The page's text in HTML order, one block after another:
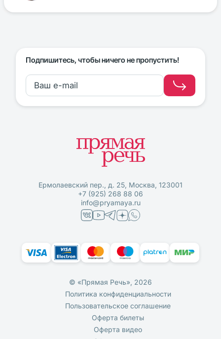
Подпишитесь, чтобы ничего не пропустить!
Ермолаевский пер., д. 25, Москва, 123001
+7 (925) 268 88 06
info@pryamaya.ru
© «Прямая Речь», 2026
Политика конфиденциальности
Пользовательское соглашение
Оферта билеты
Оферта видео